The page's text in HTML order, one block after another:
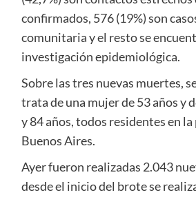
confirmados, 576 (19%) son
comunitaria y el resto se
investigación epidemiológica.
Sobre las tres nuevas muertes,
trata de una mujer de 53 años y
y 84 años, todos residentes en
Buenos Aires.
Ayer fueron realizadas 2.043
desde el inicio del brote se